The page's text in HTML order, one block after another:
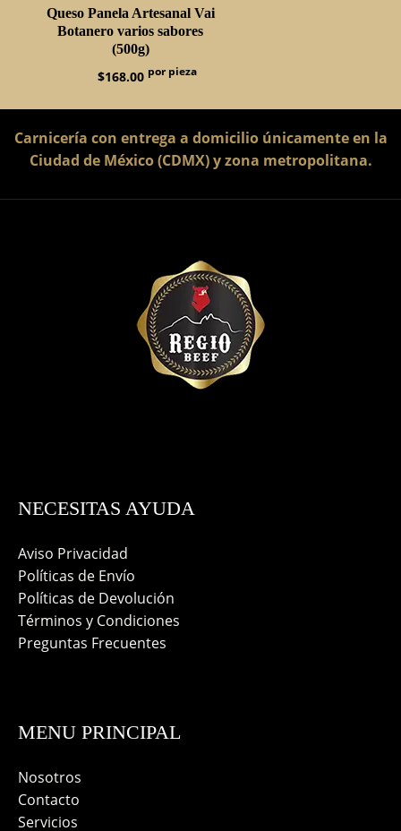
Queso Panela Artesanal Vai
Botanero varios sabores
(500g)
$168.00
Carnicería con entrega a domicilio únicamente en la
Ciudad de México (CDMX) y zona metropolitana.
NECESITAS AYUDA
Aviso Privacidad
Políticas de Envío
Políticas de Devolución
Términos y Condiciones
Preguntas Frecuentes
MENU PRINCIPAL
Nosotros
Contacto
Servicios